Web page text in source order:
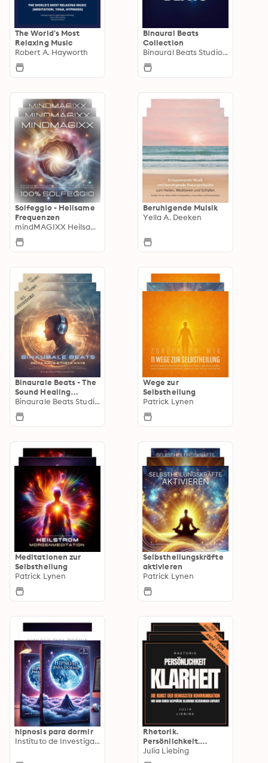
The World's Most
Relaxing Music
Robert A. Hayworth
Binaural Beats
Collection
Binaural Beats Studios Berlin
Solfeggio - Heilsame
Frequenzen
mindMAGIXX Heilsame Solfeggio Frequenzen
Beruhigende Muisik
Yella A. Deeken
Binaurale Beats - The
Sound Healing
Collection
Binaurale Beats Studios Berlin
Wege zur
Selbstheilung
Patrick Lynen
Meditationen zur
Selbstheilung
Patrick Lynen
Selbstheilungskräfte
aktivieren
Patrick Lynen
hipnosis para dormir
Instituto de Investigación del Sueño e Hipnosis
Rhetorik.
Persönlichkeit.
Klarheit.
Julia Liebing